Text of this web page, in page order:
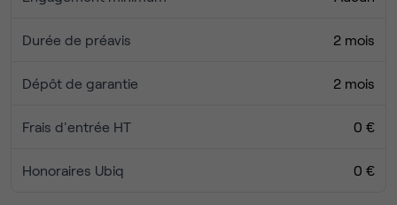
Durée de préavis 2 mois
Dépôt de garantie 2 mois
Frais d'entrée HT 0 €
Honoraires Ubiq 0 €